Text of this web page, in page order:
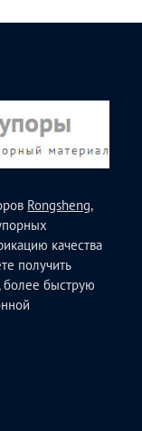
Rongsheng,
качества
получить
более быструю